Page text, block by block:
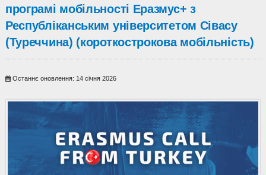
програмі мобільності Еразмус+ з
Республіканським університетом Сівасу
(Туреччина) (короткострокова мобільність)
Останнє оновлення: 14 січня 2026